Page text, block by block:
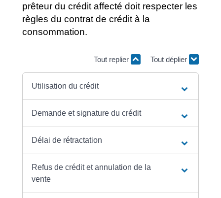
prêteur du crédit affecté doit respecter les
règles du contrat de crédit à la
consommation.
Tout replier Tout déplier
Utilisation du crédit
Demande et signature du crédit
Délai de rétractation
Refus de crédit et annulation de la
vente